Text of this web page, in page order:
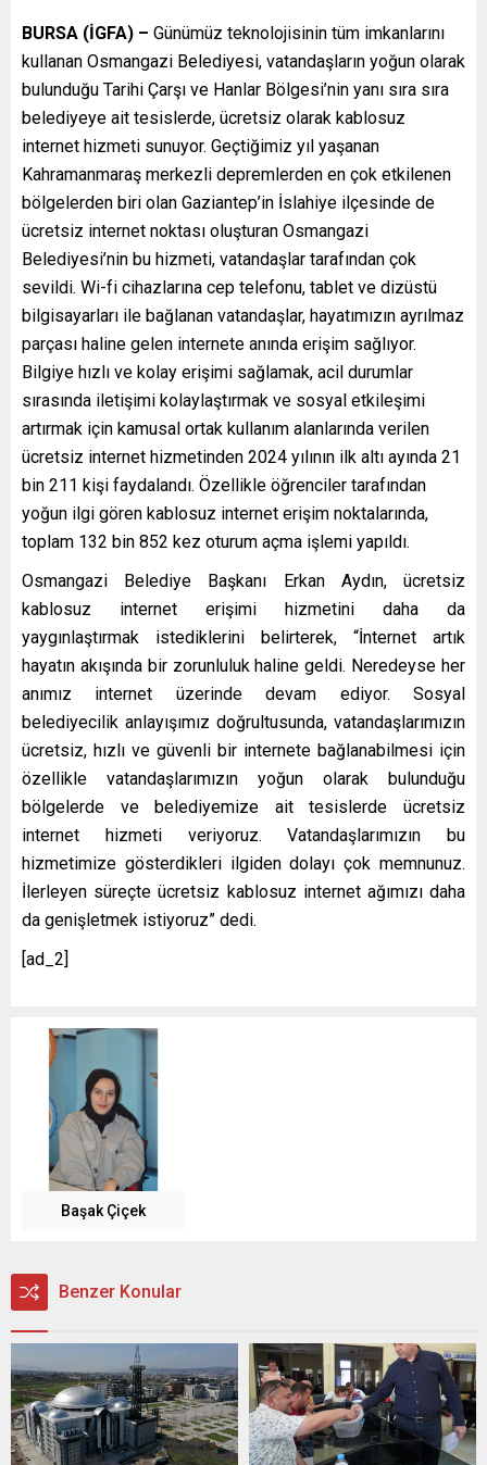
BURSA (İGFA) – Günümüz teknolojisinin tüm imkanlarını
kullanan Osmangazi Belediyesi, vatandaşların yoğun olarak
bulunduğu Tarihi Çarşı ve Hanlar Bölgesi’nin yanı sıra sıra
belediyeye ait tesislerde, ücretsiz olarak kablosuz
internet hizmeti sunuyor. Geçtiğimiz yıl yaşanan
Kahramanmaraş merkezli depremlerden en çok etkilenen
bölgelerden biri olan Gaziantep’in İslahiye ilçesinde de
ücretsiz internet noktası oluşturan Osmangazi
Belediyesi’nin bu hizmeti, vatandaşlar tarafından çok
sevildi. Wi-fi cihazlarına cep telefonu, tablet ve dizüstü
bilgisayarları ile bağlanan vatandaşlar, hayatımızın ayrılmaz
parçası haline gelen internete anında erişim sağlıyor.
Bilgiye hızlı ve kolay erişimi sağlamak, acil durumlar
sırasında iletişimi kolaylaştırmak ve sosyal etkileşimi
artırmak için kamusal ortak kullanım alanlarında verilen
ücretsiz internet hizmetinden 2024 yılının ilk altı ayında 21
bin 211 kişi faydalandı. Özellikle öğrenciler tarafından
yoğun ilgi gören kablosuz internet erişim noktalarında,
toplam 132 bin 852 kez oturum açma işlemi yapıldı.
Osmangazi Belediye Başkanı Erkan Aydın, ücretsiz
kablosuz internet erişimi hizmetini daha da
yaygınlaştırmak istediklerini belirterek, “İnternet artık
hayatın akışında bir zorunluluk haline geldi. Neredeyse her
anımız internet üzerinde devam ediyor. Sosyal
belediyecilik anlayışımız doğrultusunda, vatandaşlarımızın
ücretsiz, hızlı ve güvenli bir internete bağlanabilmesi için
özellikle vatandaşlarımızın yoğun olarak bulunduğu
bölgelerde ve belediyemize ait tesislerde ücretsiz
internet hizmeti veriyoruz. Vatandaşlarımızın bu
hizmetimize gösterdikleri ilgiden dolayı çok memnunuz.
İlerleyen süreçte ücretsiz kablosuz internet ağımızı daha
da genişletmek istiyoruz” dedi.
[ad_2]
Başak Çiçek
Benzer Konular